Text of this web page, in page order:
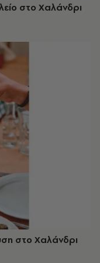
στο Χαλάνδρι
στο Χαλάνδρι